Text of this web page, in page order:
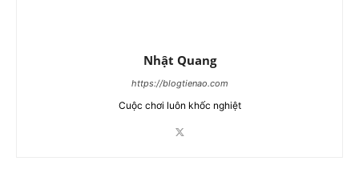
Nhật Quang
https://blogtienao.com
Cuộc chơi luôn khốc nghiệt